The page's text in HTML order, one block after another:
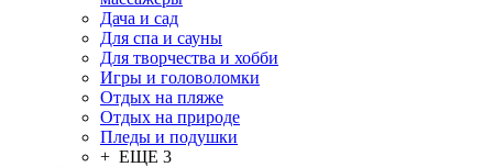
Дача и сад
Для спа и сауны
Для творчества и хобби
Игры и головоломки
Отдых на пляже
Отдых на природе
Пледы и подушки
+ ЕЩЕ 3